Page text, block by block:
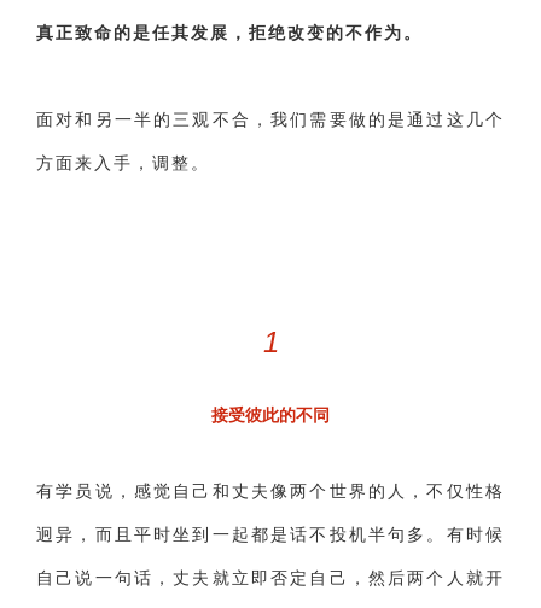
真正致命的是任其发展，拒绝改变的不作为。
面对和另一半的三观不合，我们需要做的是通过这几个
方面来入手，调整。
1
接受彼此的不同
有学员说，感觉自己和丈夫像两个世界的人，不仅性格
迥异，而且平时坐到一起都是话不投机半句多。有时候
自己说一句话，丈夫就立即否定自己，然后两个人就开